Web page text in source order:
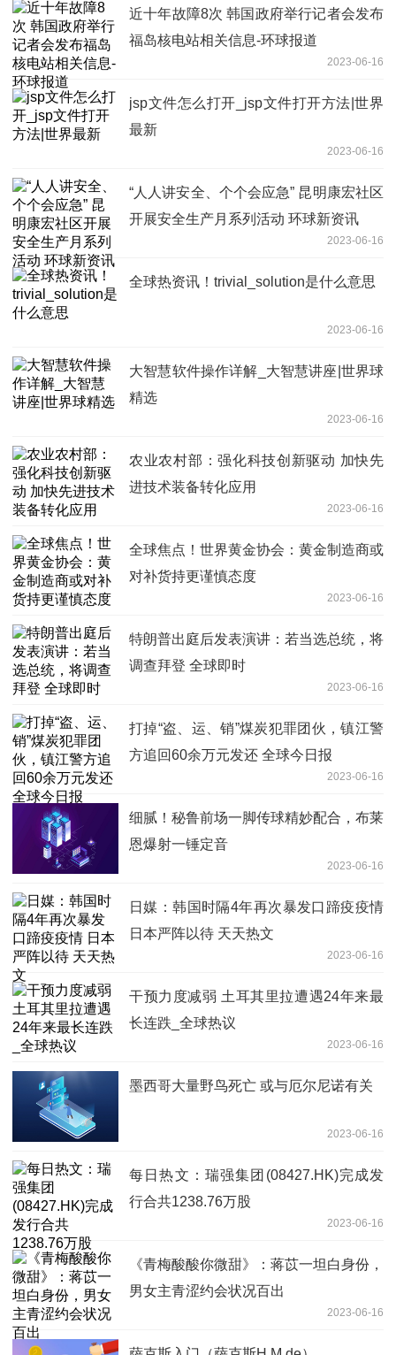
近十年故障8次 韩国政府举行记者会发布
福岛核电站相关信息-环球报道
2023-06-16
jsp文件怎么打开_jsp文件打开方法|世界
最新
2023-06-16
“人人讲安全、个个会应急” 昆明康宏社区
开展安全生产月系列活动 环球新资讯
2023-06-16
全球热资讯！trivial_solution是什么意思
2023-06-16
大智慧软件操作详解_大智慧讲座|世界球
精选
2023-06-16
农业农村部：强化科技创新驱动 加快先
进技术装备转化应用
2023-06-16
全球焦点！世界黄金协会：黄金制造商或
对补货持更谨慎态度
2023-06-16
特朗普出庭后发表演讲：若当选总统，将
调查拜登 全球即时
2023-06-16
打掉“盗、运、销”煤炭犯罪团伙，镇江警
方追回60余万元发还 全球今日报
2023-06-16
细腻！秘鲁前场一脚传球精妙配合，布莱
恩爆射一锤定音
2023-06-16
日媒：韩国时隔4年再次暴发口蹄疫疫情
日本严阵以待 天天热文
2023-06-16
干预力度减弱 土耳其里拉遭遇24年来最
长连跌_全球热议
2023-06-16
墨西哥大量野鸟死亡 或与厄尔尼诺有关
2023-06-16
每日热文：瑞强集团(08427.HK)完成发
行合共1238.76万股
2023-06-16
《青梅酸酸你微甜》：蒋苡一坦白身份，
男女主青涩约会状况百出
2023-06-16